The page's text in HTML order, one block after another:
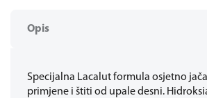
Opis
Specijalna Lacalut formula osjetno
primjene i štiti od upale desni.